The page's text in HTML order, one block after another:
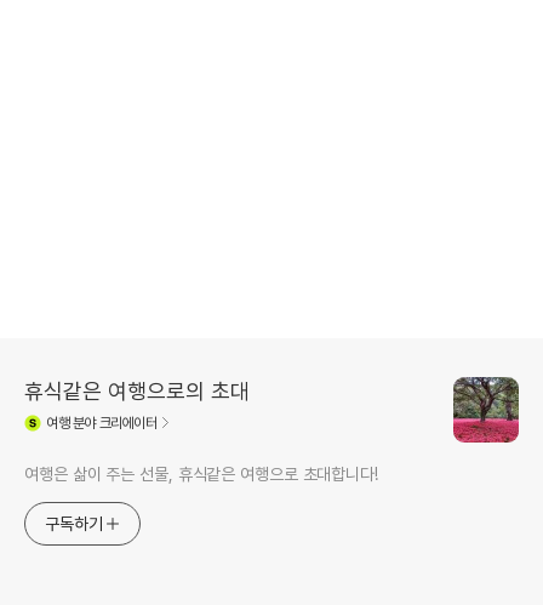
휴식같은 여행으로의 초대
여행분야 크리에이터
여행은 삶이 주는 선물, 휴식같은 여행으로 초대합니다!
구독하기